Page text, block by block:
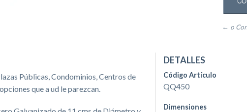
← o
Públicas, Condominios, Centros de
que a ud le parezcan.
DETALLES
Código Artículo
QQ450
Dimensiones